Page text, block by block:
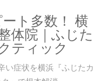
ト多数！ 横
体院｜ふじた
ティック
い症状を横浜『ふじたカ